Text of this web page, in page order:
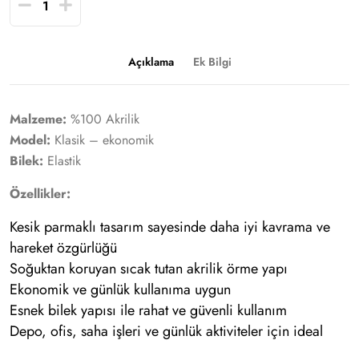
Açıklama Ek Bilgi
Malzeme: %100 Akrilik
Model: Klasik – ekonomik
Bilek: Elastik
Özellikler:
Kesik parmaklı tasarım sayesinde daha iyi kavrama ve
hareket özgürlüğü
Soğuktan koruyan sıcak tutan akrilik örme yapı
Ekonomik ve günlük kullanıma uygun
Esnek bilek yapısı ile rahat ve güvenli kullanım
Depo, ofis, saha işleri ve günlük aktiviteler için ideal